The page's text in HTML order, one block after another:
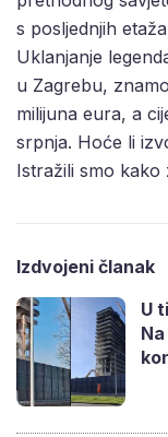
s posljednjih
Uklanjanje
u Zagrebu,
milijuna eura, a
srpnja. Hoće li
Istražili smo kako
Izdvojeni članak
U